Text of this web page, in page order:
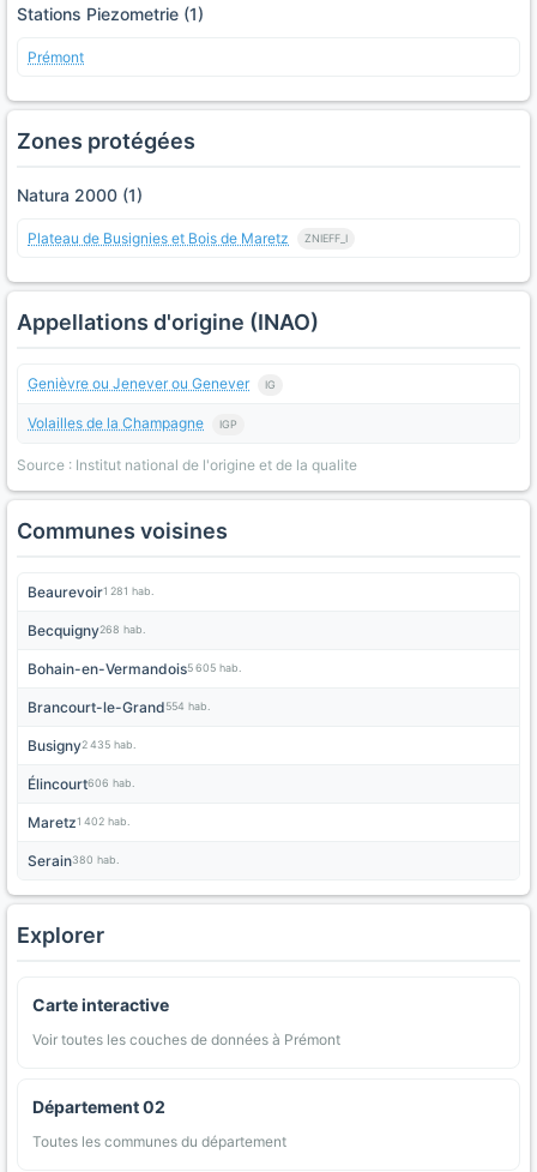
Stations Piezometrie (1)
Prémont
Zones protégées
Natura 2000 (1)
Plateau de Busignies et Bois de Maretz ZNIEFF_I
Appellations d'origine (INAO)
Genièvre ou Jenever ou Genever IG
Volailles de la Champagne IGP
Source : Institut national de l'origine et de la qualite
Communes voisines
Beaurevoir1 281 hab.
Becquigny268 hab.
Bohain-en-Vermandois5 605 hab.
Brancourt-le-Grand554 hab.
Busigny2 435 hab.
Élincourt606 hab.
Maretz1 402 hab.
Serain380 hab.
Explorer
Carte interactive
Voir toutes les couches de données à Prémont
Département 02
Toutes les communes du département